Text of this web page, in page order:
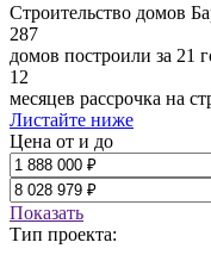
Строительство домов
287
домов построили за 21
12
месяцев рассрочка на
Листайте ниже
Цена от и до
Показать
Тип проекта: